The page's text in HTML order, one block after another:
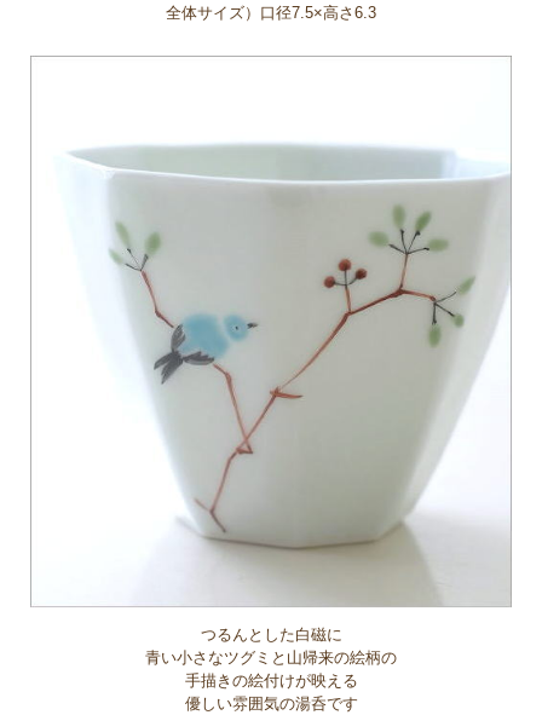
全体サイズ）口径7.5×高さ6.3
つるんとした白磁に
青い小さなツグミと山帰来の絵柄の
手描きの絵付けが映える
優しい雰囲気の湯呑です